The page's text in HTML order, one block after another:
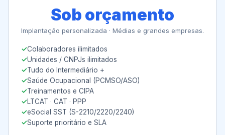
Sob orçamento
Implantação personalizada · Médias e grandes empresas.
Colaboradores ilimitados
Unidades / CNPJs ilimitados
Tudo do Intermediário +
Saúde Ocupacional (PCMSO/ASO)
Treinamentos e CIPA
LTCAT · CAT · PPP
eSocial SST (S-2210/2220/2240)
Suporte prioritário e SLA